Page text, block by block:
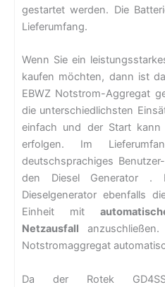
gestartet werden. Die
Lieferumfang.
Wenn Sie ein
kaufen möchten, dann ist
EBWZ Notstrom-Aggregat
die unterschiedlichsten
einfach und der Start
erfolgen. Im
deutschsprachiges
den Diesel Generator .
Dieselgenerator ebenfalls
Einheit mit
Netzausfall
Notstromaggregat
Da der Rotek GD4SS-